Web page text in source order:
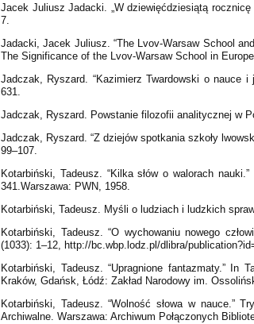
Jacek Juliusz Jadacki. „W dziewięćdziesiątą
7.
Jadacki, Jacek Juliusz. “The Lvov-Warsaw School
The Significance of the Lvov-Warsaw School in
Jadczak, Ryszard. “Kazimierz Twardowski o nauce
631.
Jadczak, Ryszard. Powstanie filozofii analitycznej w
Jadczak, Ryszard. “Z dziejów spotkania szkoły
99–107.
Kotarbiński, Tadeusz. “Kilka słów o walorach
341.Warszawa: PWN, 1958.
Kotarbiński, Tadeusz. Myśli o ludziach i ludzkich
Kotarbiński, Tadeusz. “O wychowaniu nowego
(1033): 1–12, http://bc.wbp.lodz.pl/dlibra/
Kotarbiński, Tadeusz. “Upragnione fantazmaty.” In
Kraków, Gdańsk, Łódź: Zakład Narodowy im.
Kotarbiński, Tadeusz. “Wolność słowa w nauce.”
Archiwalne. Warszawa: Archiwum Połączonych